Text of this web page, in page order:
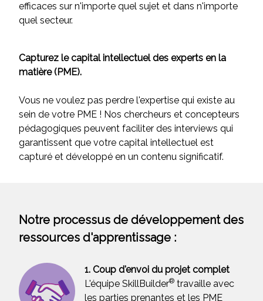
efficaces sur n'importe quel sujet et dans n'importe
quel secteur.
Capturez le capital intellectuel des experts en la
matière (PME).
Vous ne voulez pas perdre l'expertise qui existe au
sein de votre PME ! Nos chercheurs et concepteurs
pédagogiques peuvent faciliter des interviews qui
garantissent que votre capital intellectuel est
capturé et développé en un contenu significatif.
Notre processus de développement des
ressources d'apprentissage :
1. Coup d'envoi du projet complet
L'équipe SkillBuilder® travaille avec
les parties prenantes et les PME